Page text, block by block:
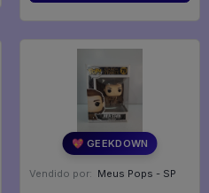
💖 GEEKDOWN
Vendido por: Meus Pops - SP